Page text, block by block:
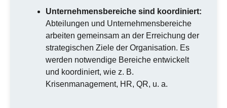
Unternehmensbereiche sind koordiniert:
Abteilungen und Unternehmensbereiche
arbeiten gemeinsam an der Erreichung der
strategischen Ziele der Organisation. Es
werden notwendige Bereiche entwickelt
und koordiniert, wie z. B.
Krisenmanagement, HR, QR, u. a.